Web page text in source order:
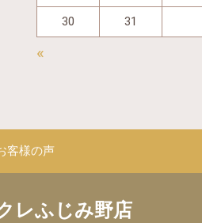
30 31
«
客様の声
レふじみ野店